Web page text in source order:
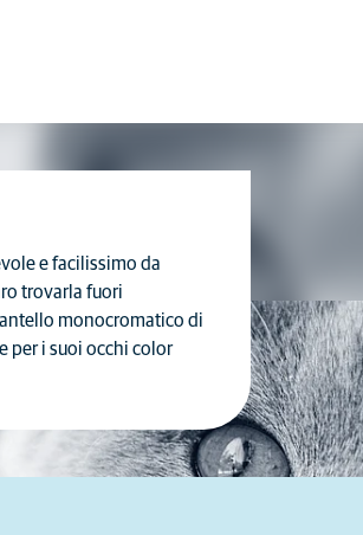
e facilissimo da
trovarla fuori
monocromatico di
per i suoi occhi color
Ogni gatto è un individuo
unico e le sue caratteristiche
differiscono anche all'interno
della razza